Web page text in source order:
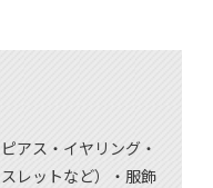
アス・イヤリング・
レットなど）・服飾